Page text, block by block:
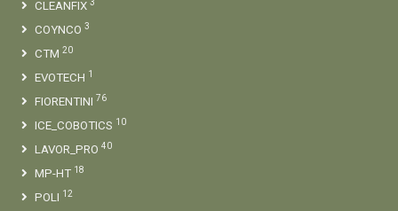
CLEANFIX
COYNCO 3
CTM 20
EVOTECH 1
FIORENTINI 76
ICE_COBOTICS 10
LAVOR_PRO 40
MP-HT 18
POLI 12